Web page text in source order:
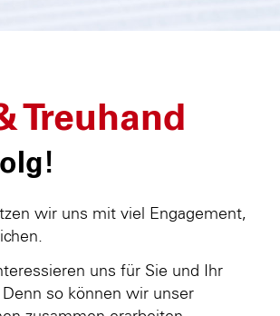
Treuhand
wir uns mit viel Engagement,
uns für Sie und Ihr
so können wir unser